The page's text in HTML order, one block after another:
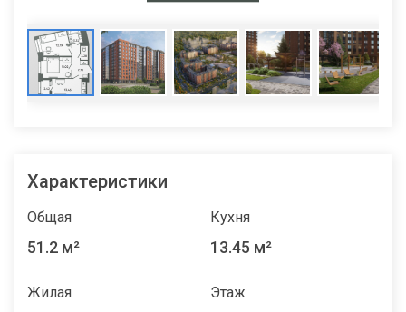
Характеристики
Общая
51.2 м²
Кухня
13.45 м²
Жилая Этаж